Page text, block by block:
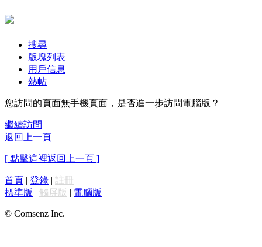
搜尋
版塊列表
用戶信息
熱帖
您訪問的頁面無手機頁面，是否進一步訪問電腦版？
繼續訪問
返回上一頁
[ 點擊這裡返回上一頁 ]
首頁 | 登錄 | 註冊
標準版 | 觸屏版 | 電腦版 |
© Comsenz Inc.